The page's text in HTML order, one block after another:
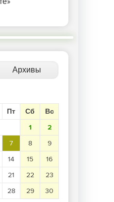
Архивы
Пт Сб
Вс
1
2
7 8
9
14 15
16
21 22
23
28 29
30